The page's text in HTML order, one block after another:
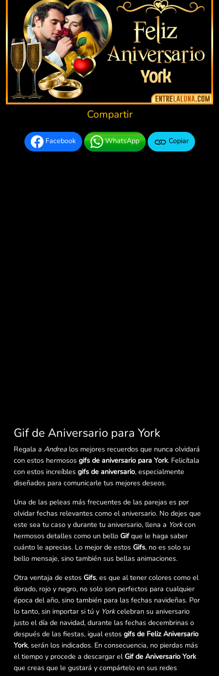
Compartir
Facebook WhatsApp Copiar
Gif de Aniversario para York
Regala a Andrea los mejores recuerdos que nunca olvidará
con estos hermosos gifs de aniversario para York. Felicítala
con estos increíbles gifs de aniversario, especialmente
diseñados para comunicarle tus mejores deseos.
Una de las peleas más frecuentes de las parejas es por
olvidar fechas relevantes como el aniversario. No dejes que
este sea tu caso y durante tu aniversario, llena a Yorkcon
hermosos detalles como un bello Gifque le haga saber
cuánto le aprecias. Lo mejor de estos Gifs, no es solo su
bello mensaje, sino también sus bellas animaciones.
Otra ventaja de estos Gifs, es que al tener colores como el
dorado, rojo y negro, no solo son perfectos para cualquier
época del año, sino también para las fechas navideñas. Por
lo tanto, sin importar si tú y Yorkcelebran su aniversario
justo el día de navidad, durante las fechas decembrinas o
después de las fiestas, igual estos gifs de Feliz Aniversario
York, serán los indicados. En consecuencia, no pierdas más
el tiempo y procede a descargar elGif de Aniversario York
que creas que le gustará y compártelo en sus redes